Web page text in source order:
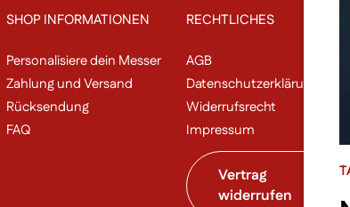
SHOP INFORMATIONEN
Personalisiere dein Messer
Zahlung und Versand
Rücksendung
FAQ
RECHTLICHES
AGB
Datenschutzerklärung
Widerrufsrecht
Impressum
Vertrag
widerrufen